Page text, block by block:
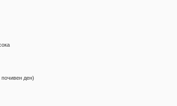
ден)